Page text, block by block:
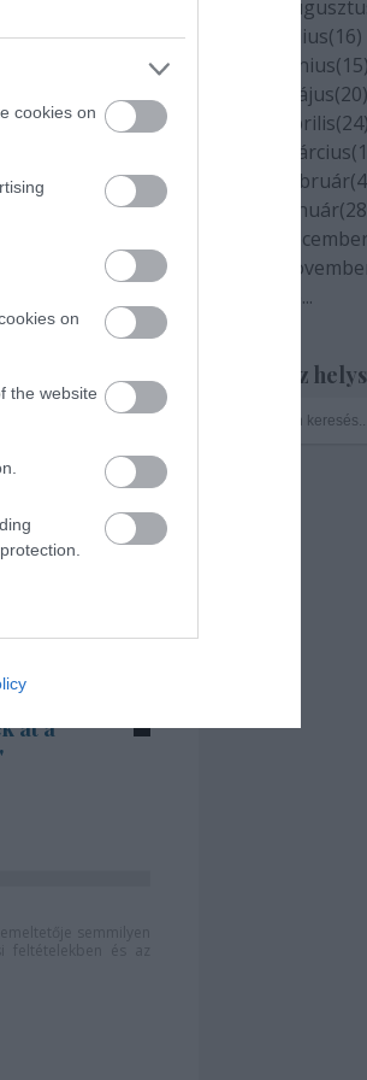
cookies on
on
the website
as
9-én és 12-
át a
2020
2020 július(16)
2020 június(15)
2020 május(20)
2020 április(24)
2020 március(
2020 február(
2020 január(28
2019
2019
...
Szinház